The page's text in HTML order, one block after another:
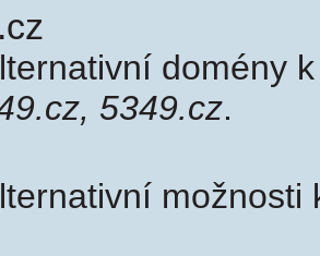
domény
5349.cz.
možnosti